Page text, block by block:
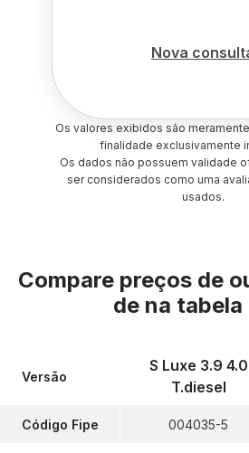
Nova
Os valores exibidos são
finalidade exclusivamente
Os dados não possuem validade
ser considerados como uma
usados.
Compare preços de
de na tabela
Versão
Código Fipe
S Luxe 3.9 4.0
T.diesel
004035-5